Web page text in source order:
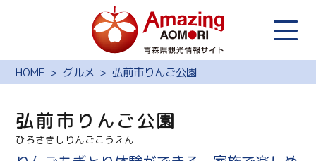
HOME グルメ 弘前市りんご公園
弘前市りんご公園
ひろさきしりんごこうえん